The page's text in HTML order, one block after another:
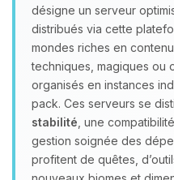
désigne un serveur
distribués via cette
mondes riches en
techniques, magiques ou
organisés en instances
pack. Ces serveurs se
stabilité , une
gestion soignée des
profitent de quêtes,
Youpi, enfin
parler ! Moi
assistant
tu as besoin
petits circuits
09/08/2026 à